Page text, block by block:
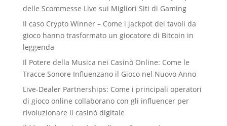
delle Scommesse Live sui Migliori Siti di Gaming
Il caso Crypto Winner – Come i jackpot dei tavoli da
gioco hanno trasformato un giocatore di Bitcoin in
leggenda
Il Potere della Musica nei Casinò Online: Come le
Tracce Sonore Influenzano il Gioco nel Nuovo Anno
Live‑Dealer Partnerships: Come i principali operatori
di gioco online collaborano con gli influencer per
rivoluzionare il casinò digitale